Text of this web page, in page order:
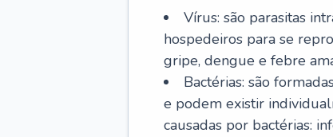
Vírus: são parasitas
hospedeiros para se
gripe, dengue e febre
Bactérias: são
e podem existir
causadas por bactérias: